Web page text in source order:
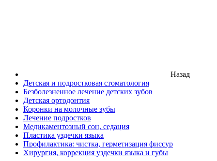
Назад
Детская и подростковая стоматология
Безболезненное лечение детских зубов
Детская ортодонтия
Коронки на молочные зубы
Лечение подростков
Медикаментозный сон, седация
Пластика уздечки языка
Профилактика: чистка, герметизация фиссур
Хирургия, коррекция уздечки языка и губы